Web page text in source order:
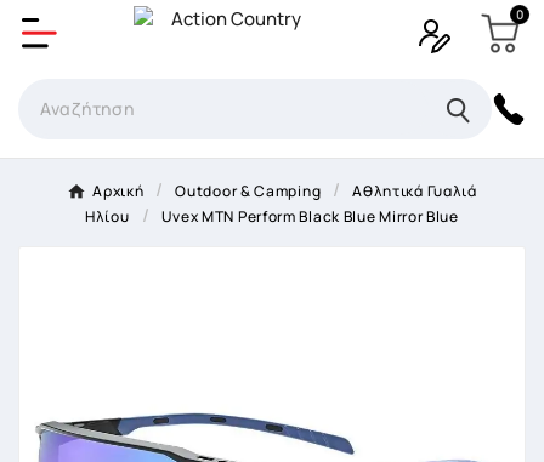
0
Αρχική Outdoor & Camping
Αθλητικά Γυαλιά
Ηλίου
Uvex MTN Perform Black Blue Mirror Blue
Δημιουργία λίστα επιθυμητών
×
Όνομα Λίστα επιθυμιτών
Ακύρωση Δημιουργία λίστα επιθυμητών